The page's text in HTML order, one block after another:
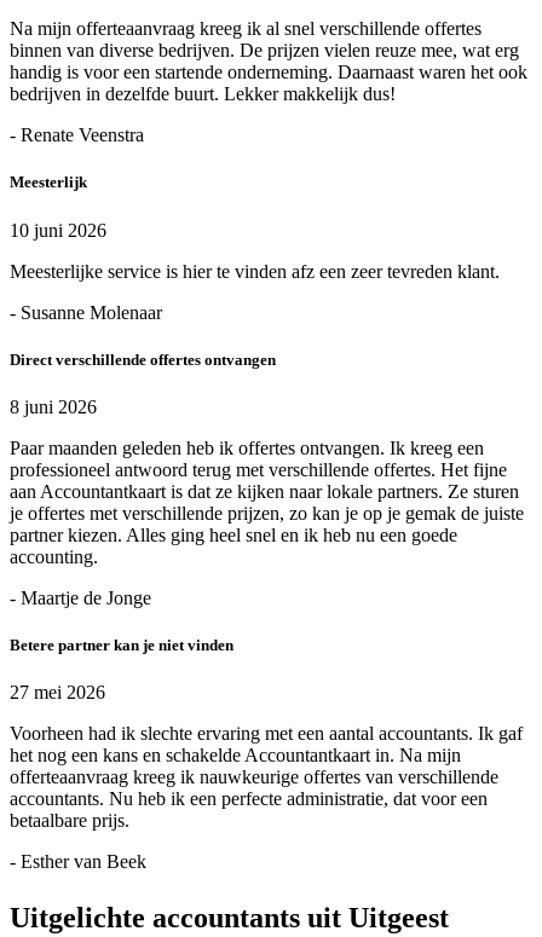
Na mijn offerteaanvraag kreeg ik al snel verschillende offertes
binnen van diverse bedrijven. De prijzen vielen reuze mee, wat erg
handig is voor een startende onderneming. Daarnaast waren het ook
bedrijven in dezelfde buurt. Lekker makkelijk dus!
- Renate Veenstra
Meesterlijk
10 juni 2026
Meesterlijke service is hier te vinden afz een zeer tevreden klant.
- Susanne Molenaar
Direct verschillende offertes ontvangen
8 juni 2026
Paar maanden geleden heb ik offertes ontvangen. Ik kreeg een
professioneel antwoord terug met verschillende offertes. Het fijne
aan Accountantkaart is dat ze kijken naar lokale partners. Ze sturen
je offertes met verschillende prijzen, zo kan je op je gemak de juiste
partner kiezen. Alles ging heel snel en ik heb nu een goede
accounting.
- Maartje de Jonge
Betere partner kan je niet vinden
27 mei 2026
Voorheen had ik slechte ervaring met een aantal accountants. Ik gaf
het nog een kans en schakelde Accountantkaart in. Na mijn
offerteaanvraag kreeg ik nauwkeurige offertes van verschillende
accountants. Nu heb ik een perfecte administratie, dat voor een
betaalbare prijs.
- Esther van Beek
Uitgelichte accountants uit Uitgeest